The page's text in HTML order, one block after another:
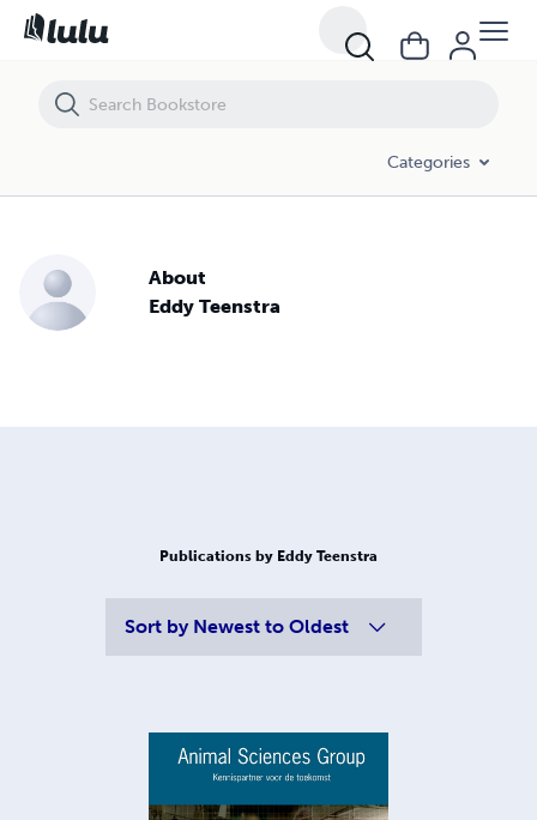
Categories
About
Eddy Teenstra
Publications by Eddy Teenstra
Sort by Newest to Oldest